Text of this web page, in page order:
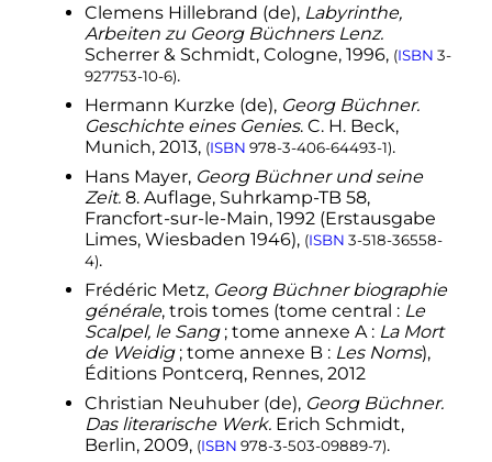
Clemens Hillebrand (de), Labyrinthe,
Arbeiten zu Georg Büchners Lenz.
Scherrer & Schmidt, Cologne, 1996, (ISBN 3-
927753-10-6).
Hermann Kurzke (de), Georg Büchner.
Geschichte eines Genies. C. H. Beck,
Munich, 2013, (ISBN 978-3-406-64493-1).
Hans Mayer, Georg Büchner und seine
Zeit.8. Auflage, Suhrkamp-TB 58,
Francfort-sur-le-Main, 1992 (Erstausgabe
Limes, Wiesbaden 1946), (ISBN 3-518-36558-
4).
Frédéric Metz, Georg Büchner biographie
générale, trois tomes (tome central : Le
Scalpel, le Sang ; tome annexe A : La Mort
de Weidig ; tome annexe B : Les Noms),
Éditions Pontcerq, Rennes, 2012
Christian Neuhuber (de), Georg Büchner.
Das literarische Werk.Erich Schmidt,
Berlin, 2009, (ISBN 978-3-503-09889-7).